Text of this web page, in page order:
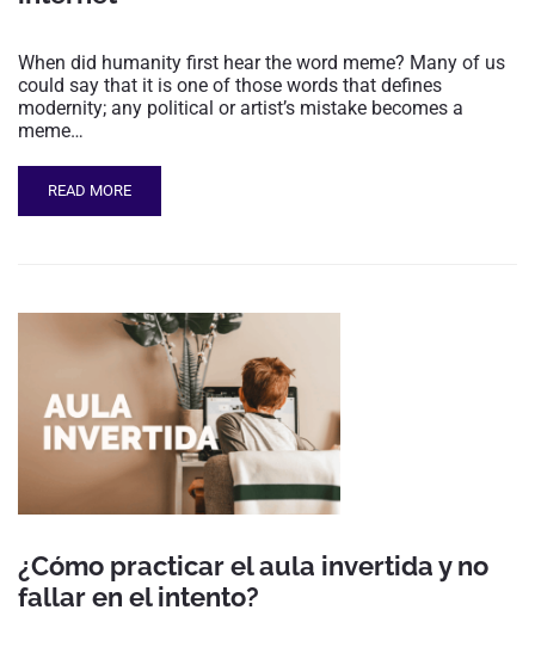
When did humanity first hear the word meme? Many of us
could say that it is one of those words that defines
modernity; any political or artist’s mistake becomes a
meme…
READ MORE
¿Cómo practicar el aula invertida y no
fallar en el intento?